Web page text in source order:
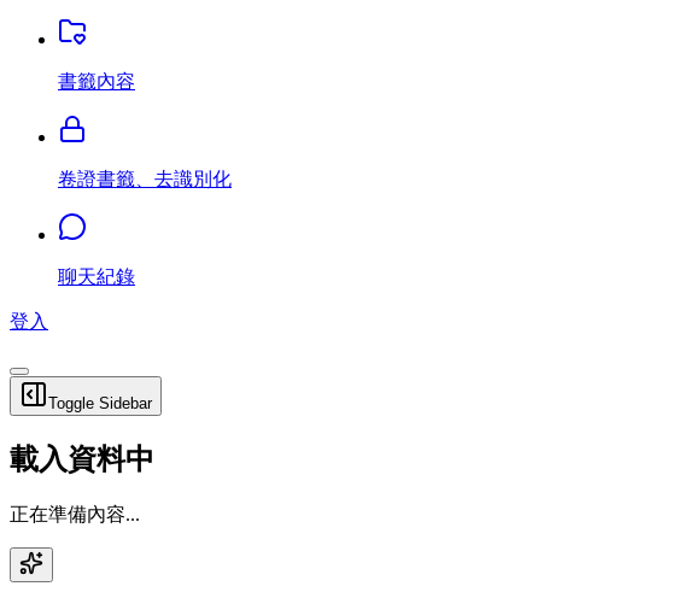
書籤內容
卷證書籤、去識別化
聊天紀錄
登入
Toggle Sidebar
載入資料中
正在準備內容...